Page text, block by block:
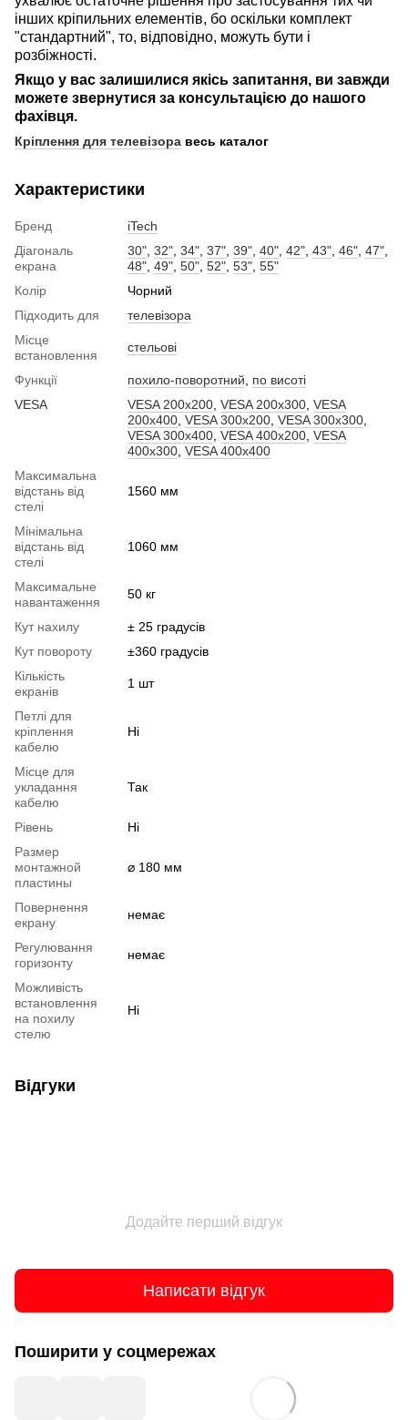
інших кріпильних елементів, бо оскільки комплект
"стандартний", то, відповідно, можуть бути і
розбіжності.
Якщо у вас залишилися якісь запитання, ви завжди
можете звернутися за консультацією до нашого
фахівця.
Кріплення для телевізора весь каталог
Характеристики
Бренд
iTech
Діагональ
екрана
30", 32", 34", 37", 39", 40", 42", 43", 46", 47",
48", 49", 50", 52", 53", 55"
Колір
Чорний
Підходить для
телевізора
Місце
встановлення
стельові
Функції похило-поворотний, по висоті
VESA
VESA 200x200, VESA 200x300, VESA
200x400, VESA 300x200, VESA 300x300,
VESA 300x400, VESA 400x200, VESA
400x300, VESA 400x400
Максимальна
відстань від
стелі
1560 мм
Мінімальна
відстань від
стелі
1060 мм
Максимальне
навантаження
50 кг
Кут нахилу
± 25 градусів
Кут повороту
±360 градусів
Кількість
екранів
1 шт
Петлі для
кріплення
кабелю
Ні
Місце для
укладання
кабелю
Так
Рівень
Ні
Размер
монтажной
пластины
⌀ 180 мм
Повернення
екрану
немає
Регулювання
горизонту
немає
Можливість
встановлення
на похилу
стелю
Ні
Відгуки
Додайте перший відгук
Написати відгук
Поширити у соцмережах